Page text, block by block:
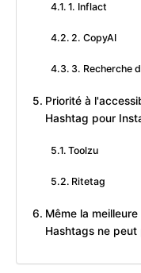
1. Inflact
2. CopyAI
3. Recherche
Priorité à
Hashtag pour
Toolzu
Ritetag
Même la
Hashtags ne